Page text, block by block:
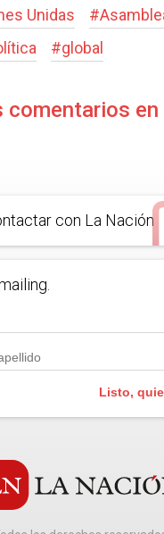
Unidas #
#global
comentarios en
con La Nación
Listo,